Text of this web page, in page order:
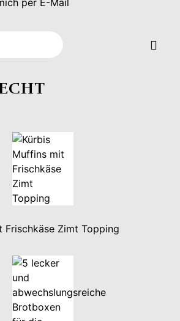
Frischkäse Zimt Topping